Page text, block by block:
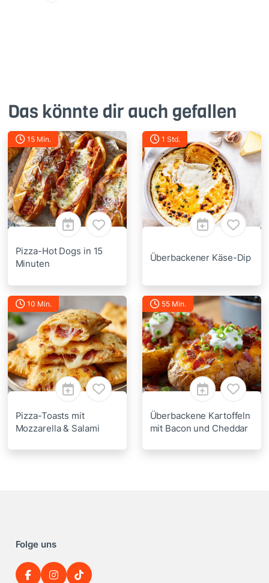
Das könnte dir auch gefallen
15 Min.
Pizza-Hot Dogs in 15
Minuten
1 Std.
Überbackener Käse-Dip
10 Min.
Pizza-Toasts mit
Mozzarella & Salami
55 Min.
Überbackene Kartoffeln
mit Bacon und Cheddar
Folge uns